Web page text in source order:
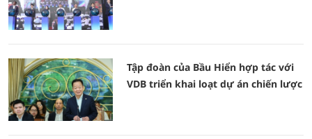
Tập đoàn của Bầu Hiển hợp tác với
VDB triển khai loạt dự án chiến lược